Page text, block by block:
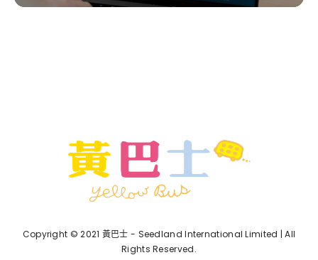
Copyright © 2021 黃巴士 - Seedland International Limited | All
Rights Reserved.